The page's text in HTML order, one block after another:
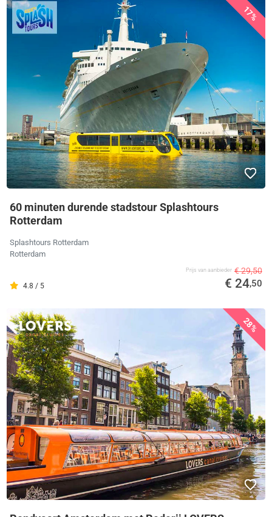
17%
60 minuten durende stadstour Splashtours
Rotterdam
Splashtours Rotterdam
Rotterdam
4.8 / 5
Prijs van aanbieder € 29,50
€ 24,50
28%